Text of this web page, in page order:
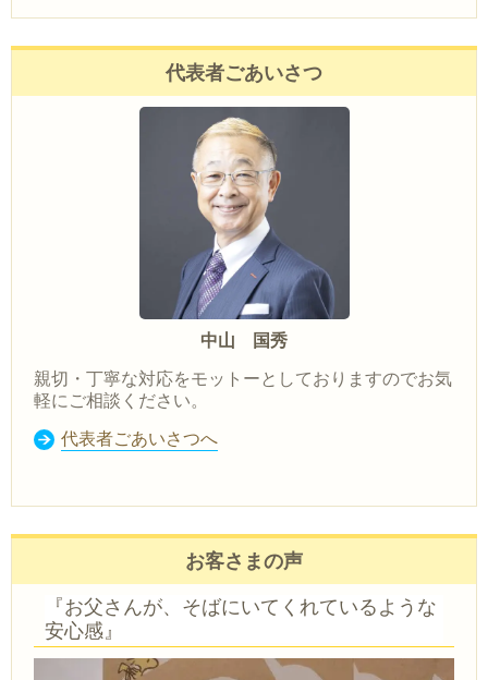
代表者ごあいさつ
中山 国秀
親切・丁寧な対応をモットーとしておりますのでお気
軽にご相談ください。
代表者ごあいさつへ
お客さまの声
『お父さんが、そばにいてくれているような
安心感』